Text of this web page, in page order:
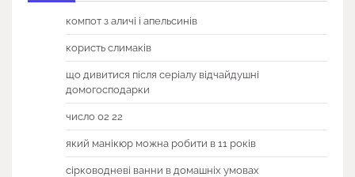
компот з аличі і апельсинів
користь слимаків
що дивитися після серіалу відчайдушні
домогосподарки
число 02 22
який манікюр можна робити в 11 років
сірководневі ванни в домашніх умовах